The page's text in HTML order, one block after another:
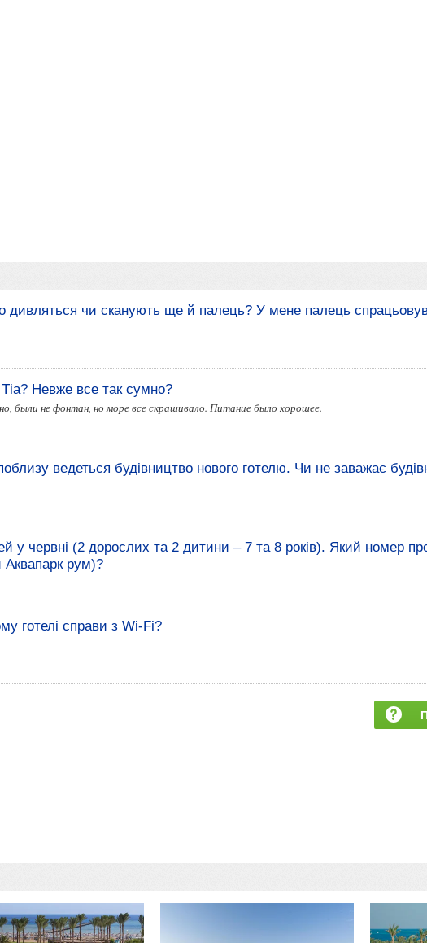
дивляться чи сканують ще й палець? У мене палець
Невже все так сумно?
были не фонтан, но море все скрашивало. Питание было хорошее.
ведеться будівництво нового готелю. Чи не заважає
у червні (2 дорослих та 2 дитини – 7 та 8 років). Який номер
Аквапарк рум)?
готелі справи з Wi-Fi?